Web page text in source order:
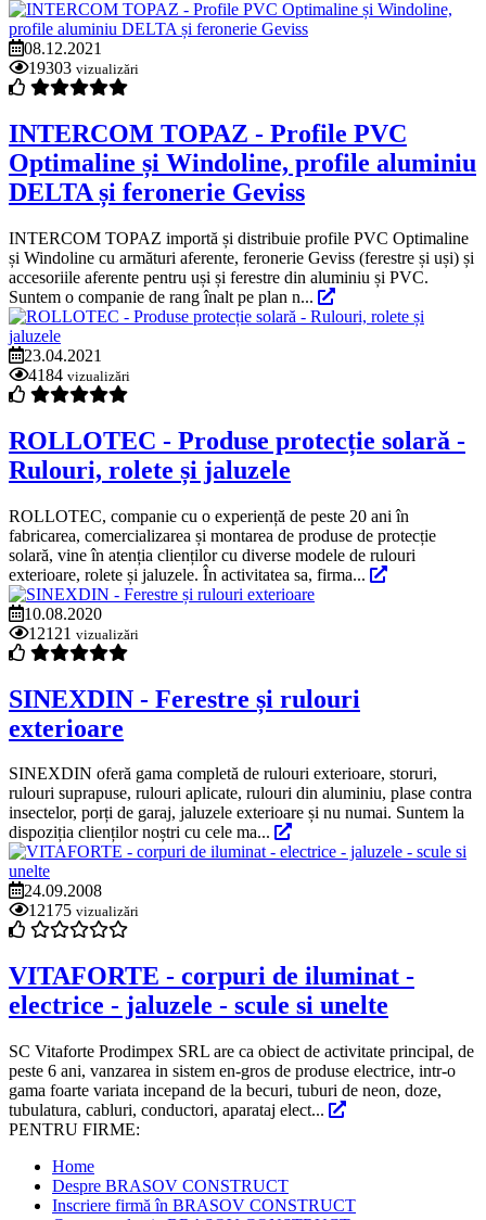
08.12.2021
19303 vizualizări
INTERCOM TOPAZ - Profile PVC
Optimaline și Windoline, profile aluminiu
DELTA și feronerie Geviss
INTERCOM TOPAZ importă și distribuie profile PVC Optimaline
și Windoline cu armături aferente, feronerie Geviss (ferestre și uși) și
accesoriile aferente pentru uși și ferestre din aluminiu și PVC.
Suntem o companie de rang înalt pe plan n...
23.04.2021
4184 vizualizări
ROLLOTEC - Produse protecție solară -
Rulouri, rolete și jaluzele
ROLLOTEC, companie cu o experiență de peste 20 ani în
fabricarea, comercializarea și montarea de produse de protecție
solară, vine în atenția clienților cu diverse modele de rulouri
exterioare, rolete și jaluzele. În activitatea sa, firma...
10.08.2020
12121 vizualizări
SINEXDIN - Ferestre și rulouri
exterioare
SINEXDIN oferă gama completă de rulouri exterioare, storuri,
rulouri suprapuse, rulouri aplicate, rulouri din aluminiu, plase contra
insectelor, porți de garaj, jaluzele exterioare și nu numai. Suntem la
dispoziția clienților noștri cu cele ma...
24.09.2008
12175 vizualizări
VITAFORTE - corpuri de iluminat -
electrice - jaluzele - scule si unelte
SC Vitaforte Prodimpex SRL are ca obiect de activitate principal, de
peste 6 ani, vanzarea in sistem en-gros de produse electrice, intr-o
gama foarte variata incepand de la becuri, tuburi de neon, doze,
tubulatura, cabluri, conductori, aparataj elect...
PENTRU FIRME:
Home
Despre BRASOV CONSTRUCT
Inscriere firmă în BRASOV CONSTRUCT